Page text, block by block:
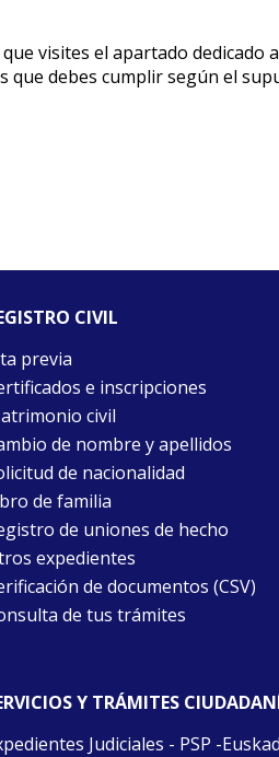
visites el apartado dedicado
que debes cumplir según el
CIVIL
previa
e inscripciones
civil
de nombre y apellidos
de nacionalidad
de familia
de uniones de hecho
expedientes
de documentos (CSV)
de tus trámites
Y TRÁMITES
Judiciales - PSP -